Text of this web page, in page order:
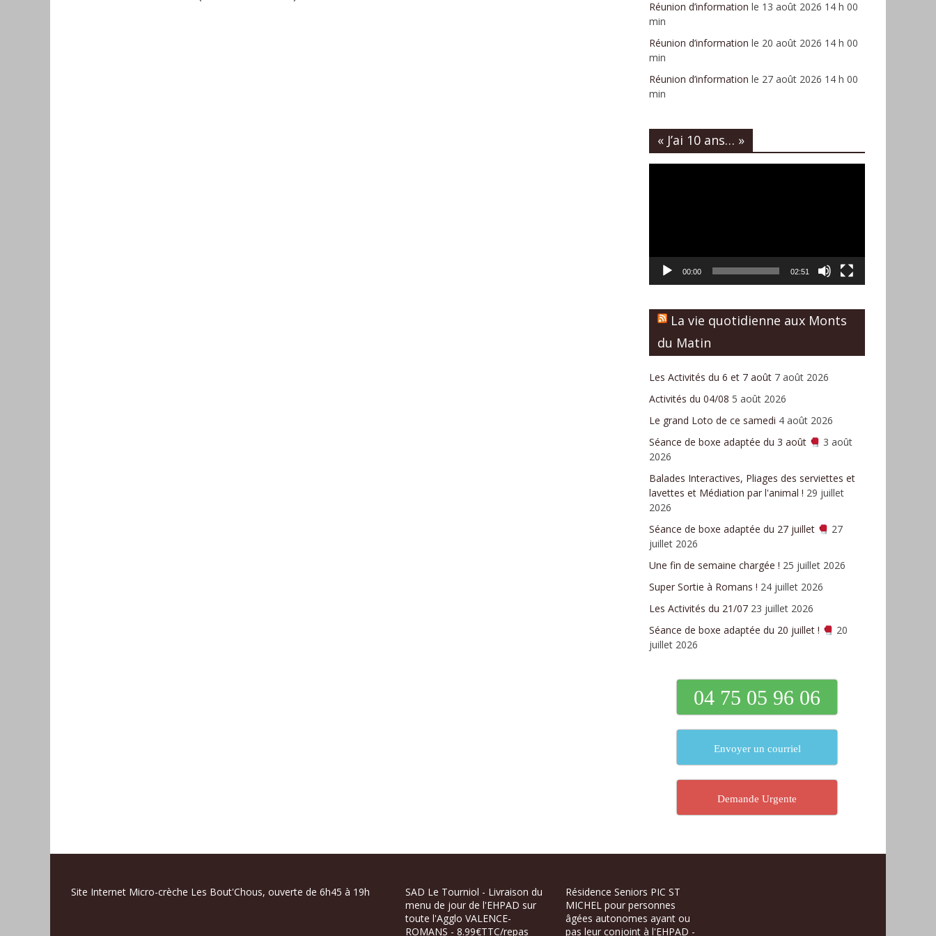
Réunion d’information le 13 août 2026 14 h 00
min
Réunion d’information le 20 août 2026 14 h 00
min
Réunion d’information le 27 août 2026 14 h 00
min
« J’ai 10 ans… »
00:00 02:51
La vie quotidienne aux Monts
du Matin
Les Activités du 6 et 7 août 7 août 2026
Activités du 04/08 5 août 2026
Le grand Loto de ce samedi 4 août 2026
Séance de boxe adaptée du 3 août
3 août
2026
Balades Interactives, Pliages des serviettes et
lavettes et Médiation par l'animal ! 29 juillet
2026
Séance de boxe adaptée du 27 juillet
27
juillet 2026
Une fin de semaine chargée ! 25 juillet 2026
Super Sortie à Romans ! 24 juillet 2026
Les Activités du 21/07 23 juillet 2026
Séance de boxe adaptée du 20 juillet !
20
juillet 2026
04 75 05 96 06
Envoyer un courriel
Demande Urgente
Site Internet Micro-crèche Les Bout'Chous, ouverte de 6h45 à 19h
SAD Le Tourniol - Livraison du
menu de jour de l'EHPAD sur
toute l'Agglo VALENCE-
ROMANS - 8.99€TTC/repas
Résidence Seniors PIC ST
MICHEL pour personnes
âgées autonomes ayant ou
pas leur conjoint à l'EHPAD -